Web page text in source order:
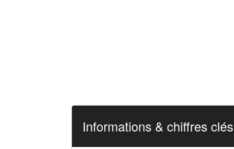
Informations & chiffres clés